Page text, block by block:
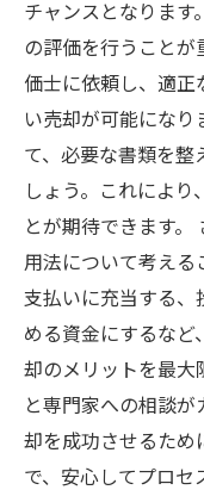
チャンスとなります
の評価を行うことが
価士に依頼し、適正
い売却が可能になり
て、必要な書類を整
しょう。これにより
とが期待できます
用法について考える
支払いに充当する、
める資金にするなど
却のメリットを最大
と専門家への相談
却を成功させるため
で、安心してプロセ